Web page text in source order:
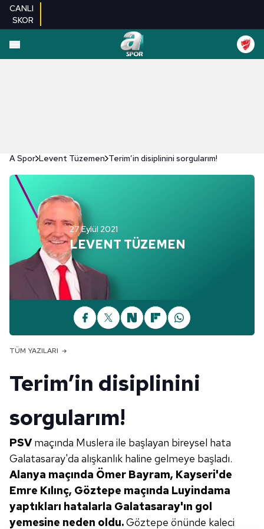
CANLI
SKOR
A Spor Levent Tüzemen Terim’in disiplinini sorgularım!
27 Eylül 2021
LEVENT TÜZEMEN
TÜM YAZILARI
Terim’in disiplinini
sorgularım!
PSVmaçında Muslera ile başlayan bireysel hata
Galatasaray'da alışkanlık haline gelmeye başladı.
Alanya maçında Ömer Bayram, Kayseri'de
Emre Kılınç, Göztepe maçında Luyindama
yaptıkları hatalarla Galatasaray'ın gol
yemesine neden oldu.Göztepe önünde kaleci